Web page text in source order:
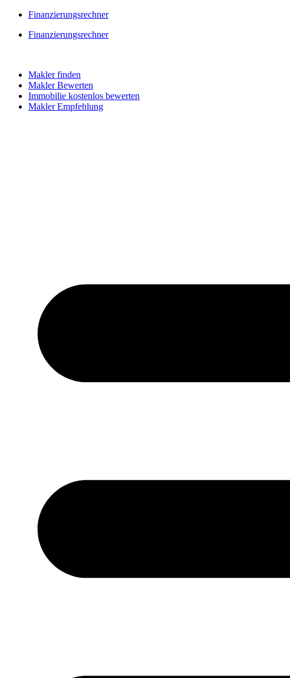
Skip
content
Finanzierungsrechner
Finanzierungsrechner
Makler finden
Makler Bewerten
Immobilie kostenlos bewerten
Makler Empfehlung